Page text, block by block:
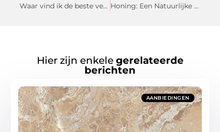
Waar vind ik de beste verzendoplossingen voor mijn webshop? Honing: Een Natuurlijke Schat voor Gezondheid en Schoonheid
Hier zijn enkele gerelateerde
berichten
AANBIEDINGEN